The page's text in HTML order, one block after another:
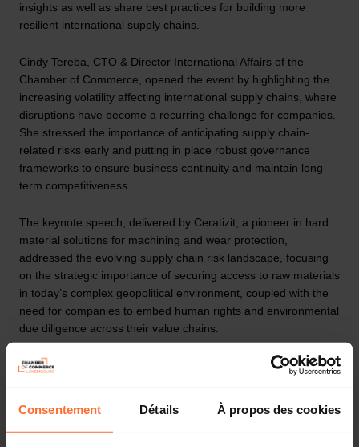
Consentement Détails À propos des cookies
insights as well as share best practices for building more
resilient international supply chains.
Cindy Tereba, CTO & Director International Affairs of the
Chamber of Commerce, opened the event by highlighting the
increasing volatility affecting international supply chains, where
disruptions have become a recurring challenge for companies.
She stressed the importance of anticipating supply chain-
related risks early and putting in place robust governance
frameworks to ensure business continuity and maintain long-
term competitiveness.
The keynote speech, delivered by Ceratizit, a pioneer in hard
material solutions for machining and wear protection,
addressed the evolving supply chain risk landscape, focusing
on the strategic importance of securing access to raw materials
in today’s complex geopolitical environment, coupled with the
need for companies to embed human rights and environmental
due diligence across their value chains.
A panel discussion brought together representatives from the
Scrioo for a practical exchange on how companies can design
and protect international supply chains. It focused on how risks
can be identified and prioritised. Panelists also explored the